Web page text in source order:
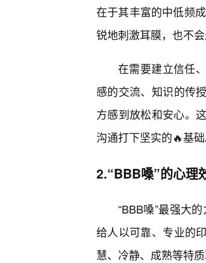
在于其丰富的中低频
锐地刺激耳膜，也不
在需要建立信任
感的交流、知识的传
方感到放松和安心。
沟通打下坚实的🔥基础
2.“BBB嗓”的心理
“BBB嗓”最强大
给人以可靠、专业的
慧、冷静、成熟等特质